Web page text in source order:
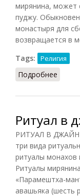
мирянина, может
пуджу.
монастыря для
возвращается в
Tags:
Религия
Подробнее
Ритуал в
РИТУАЛ В
три вида
ритуалы монахов
Ритуалы
«Парамештха-
авашьяка (шесть